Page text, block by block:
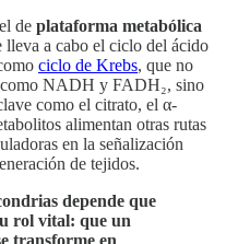
de plataforma metabólica
lleva a cabo el ciclo del ácido
ciclo de Krebs, que no
como NADH y FADH₂, sino
como el citrato, el α-
alimentan otras rutas
en la señalización
de tejidos.
depende que
rol vital: que un
transforme en